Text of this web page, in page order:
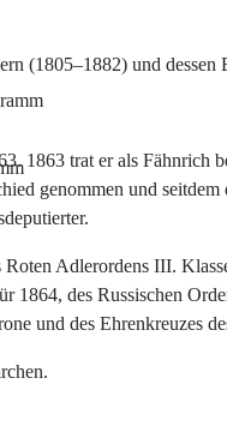
(1805–1882) und
1863 trat er als
genommen und
Adlerordens III.
1864, des Russischen
und des Ehrenkreuzes